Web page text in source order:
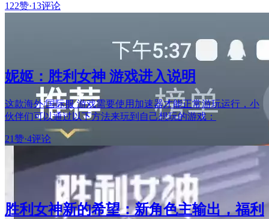
122赞·13评论
妮姬：胜利女神 游戏进入说明
这款海外/国际服 游戏需要使用加速器才能正常游玩运行，小
伙伴们可以通过以下方法来玩到自己想玩的游戏：
21赞·4评论
胜利女神新的希望：新角色主输出，福利